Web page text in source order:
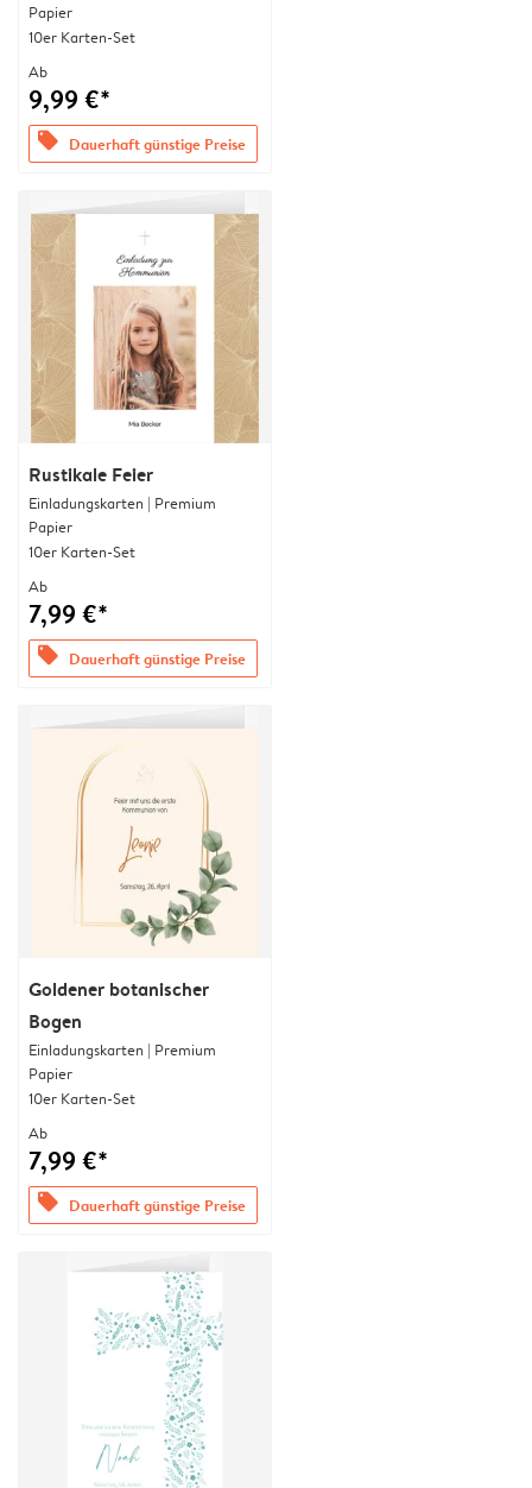
Papier
10er Karten-Set
Ab
9,99 €*
offers Dauerhaft günstige Preise
Rustikale Feier
Einladungskarten | Premium
Papier
10er Karten-Set
Ab
7,99 €*
offers Dauerhaft günstige Preise
Goldener botanischer
Bogen
Einladungskarten | Premium
Papier
10er Karten-Set
Ab
7,99 €*
offers Dauerhaft günstige Preise